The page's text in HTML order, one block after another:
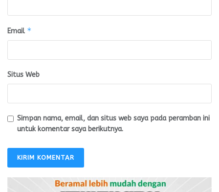
Email *
Situs Web
Simpan nama, email, dan situs web saya pada peramban ini
untuk komentar saya berikutnya.